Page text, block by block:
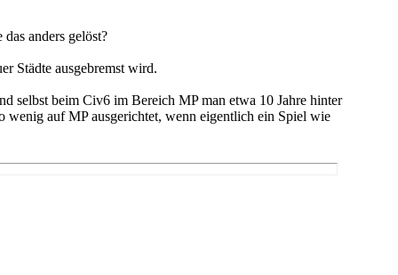
anders gelöst?
Städte ausgebremst wird.
selbst beim Civ6 im Bereich MP man etwa 10 Jahre hinter
wenig auf MP ausgerichtet, wenn eigentlich ein Spiel wie